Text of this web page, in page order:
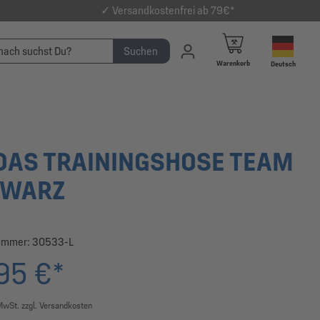
✓ Versandkostenfrei ab 79€*
Suchen
Warenkorb Deutsch
TRAININGSHOSE TEAM
30533-L
€*
zzgl. Versandkosten